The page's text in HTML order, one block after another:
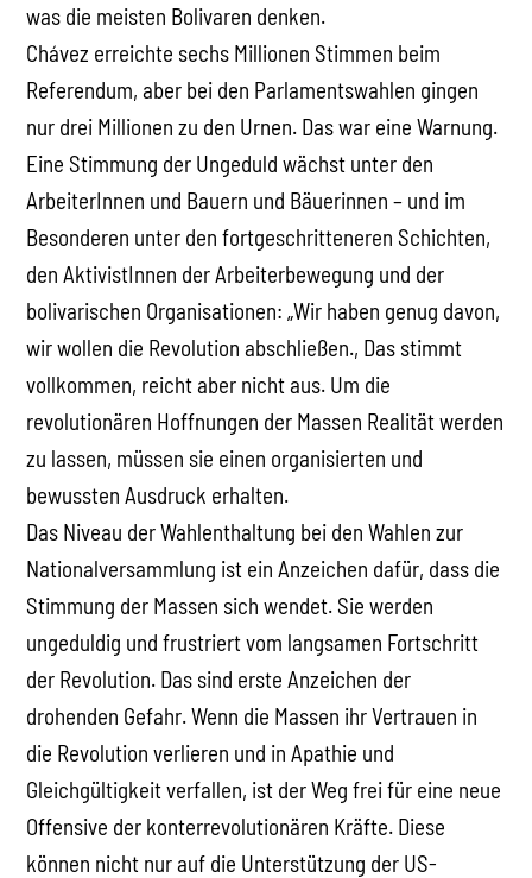
was die meisten Bolivaren denken.
Chávez erreichte sechs Millionen Stimmen beim
Referendum, aber bei den Parlamentswahlen gingen
nur drei Millionen zu den Urnen. Das war eine Warnung.
Eine Stimmung der Ungeduld wächst unter den
ArbeiterInnen und Bauern und Bäuerinnen – und im
Besonderen unter den fortgeschritteneren Schichten,
den AktivistInnen der Arbeiterbewegung und der
bolivarischen Organisationen: „Wir haben genug davon,
wir wollen die Revolution abschließen., Das stimmt
vollkommen, reicht aber nicht aus. Um die
revolutionären Hoffnungen der Massen Realität werden
zu lassen, müssen sie einen organisierten und
bewussten Ausdruck erhalten.
Das Niveau der Wahlenthaltung bei den Wahlen zur
Nationalversammlung ist ein Anzeichen dafür, dass die
Stimmung der Massen sich wendet. Sie werden
ungeduldig und frustriert vom langsamen Fortschritt
der Revolution. Das sind erste Anzeichen der
drohenden Gefahr. Wenn die Massen ihr Vertrauen in
die Revolution verlieren und in Apathie und
Gleichgültigkeit verfallen, ist der Weg frei für eine neue
Offensive der konterrevolutionären Kräfte. Diese
können nicht nur auf die Unterstützung der US-